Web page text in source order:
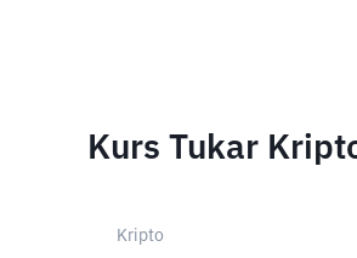
Kurs Tukar
Kripto